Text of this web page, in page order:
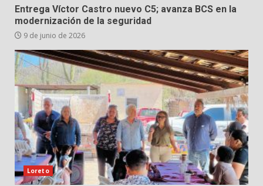
Entrega Víctor Castro nuevo C5; avanza BCS en la
modernización de la seguridad
9 de junio de 2026
Loreto